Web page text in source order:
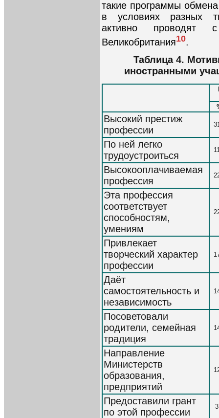
такие программы
в условиях разных
активно проводят
Великобритания10.
Таблица 4.
иностранными
Высокий престиж
профессии
По ней легко
трудоустроиться
Высокооплачиваемая
профессия
Эта профессия
соответствует
способностям,
умениям
Привлекает
творческий характер
профессии
Даёт
самостоятельность и
независимость
Посоветовали
родители, семейная
традиция
Направление
Министерств
образования,
предприятий
Предоставили грант
по этой профессии